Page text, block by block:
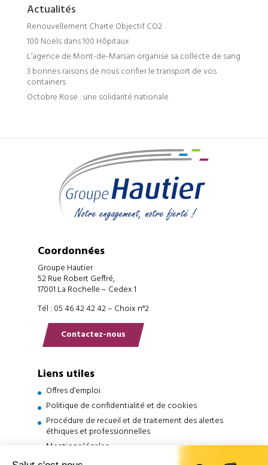
Actualités
Renouvellement Charte Objectif CO2
100 Noëls dans 100 Hôpitaux
L’agence de Mont-de-Marsan organise sa collecte de sang
3 bonnes raisons de nous confier le transport de vos
containers
Octobre Rose : une solidarité nationale
Coordonnées
Groupe Hautier
52 Rue Robert Geffré,
17001 La Rochelle – Cedex 1
Tél : 05 46 42 42 42 – Choix n°2
Contactez-nous
Liens utiles
Offres d’emploi
Politique de confidentialité et de cookies
Procédure de recueil et de traitement des alertes
éthiques et professionnelles
Mentions légales
Français